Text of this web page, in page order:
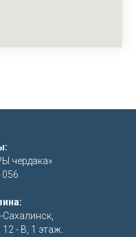
чердака»
056
- В, 1 этаж.